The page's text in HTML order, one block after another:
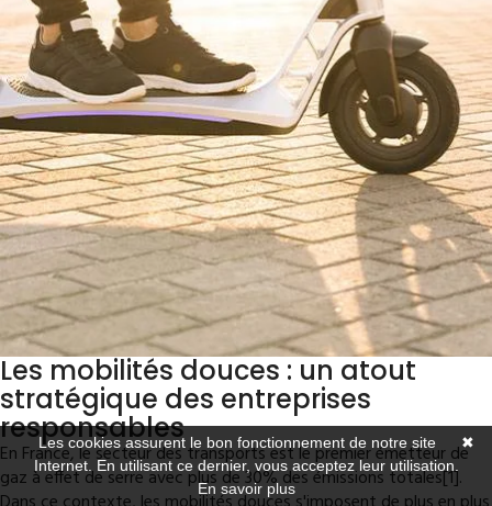
Les mobilités douces : un atout
stratégique des entreprises
responsables
En France, le secteur des transports est le premier émetteur de
gaz à effet de serre avec plus de 30% des émissions totales[1].
✖
Les cookies assurent le bon fonctionnement de notre site
Internet. En utilisant ce dernier, vous acceptez leur utilisation.
En savoir plus